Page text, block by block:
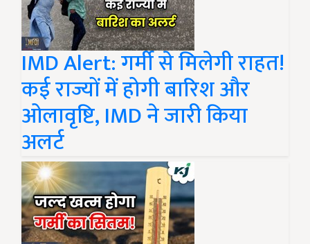
IMD Alert: गर्मी से मिलेगी राहत!
कई राज्यों में होगी बारिश और
ओलावृष्टि, IMD ने जारी किया
अलर्ट